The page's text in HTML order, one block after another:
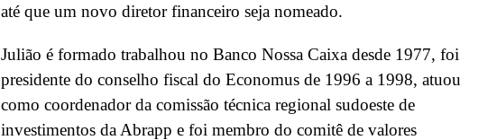
até que um novo diretor financeiro seja nomeado.
Julião é formado trabalhou no Banco Nossa Caixa desde 1977, foi
presidente do conselho fiscal do Economus de 1996 a 1998, atuou
como coordenador da comissão técnica regional sudoeste de
investimentos da Abrapp e foi membro do comitê de valores